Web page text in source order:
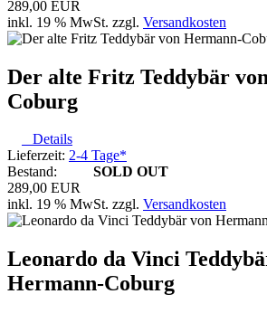
289,00 EUR
inkl. 19 % MwSt. zzgl. Versandkosten
Der alte Fritz Teddybär
Coburg
Details
Lieferzeit: 2-4 Tage*
Bestand:
SOLD OUT
289,00 EUR
inkl. 19 % MwSt. zzgl. Versandkosten
Leonardo da Vinci
Hermann-Coburg